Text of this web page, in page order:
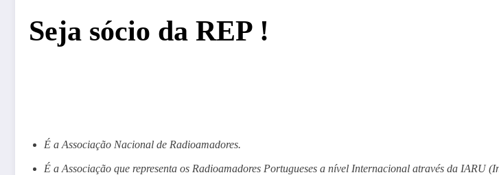
Seja sócio da REP !
É a Associação Nacional de Radioamadores.
É a Associação que representa os Radioamadores Portugueses a nível Internacional através da IARU